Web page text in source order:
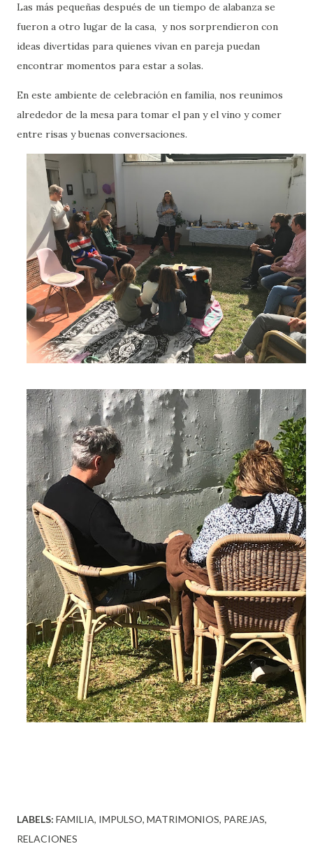
Las más pequeñas después de un tiempo de alabanza se
fueron a otro lugar de la casa, y nos sorprendieron con
ideas divertidas para quienes vivan en pareja puedan
encontrar momentos para estar a solas.
En este ambiente de celebración en familia, nos reunimos
alrededor de la mesa para tomar el pan y el vino y comer
entre risas y buenas conversaciones.
LABELS: FAMILIA IMPULSO MATRIMONIOS PAREJAS
RELACIONES